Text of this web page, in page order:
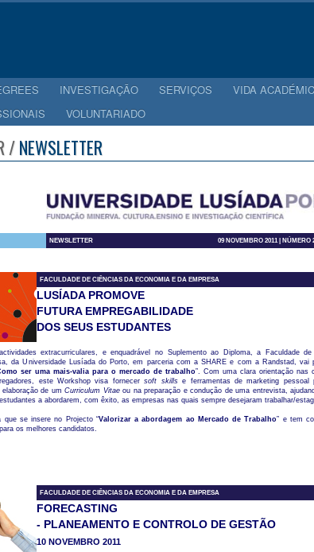
INVESTIGAÇÃO SERVIÇOS VIDA
VOLUNTARIADO
/NEWSLETTER
NEWSLETTER 09 NOVEMBRO 2011 | NÚMERO
FACULDADE DE CIÊNCIAS DA ECONOMIA E DA EMPRESA
LUSÍADA PROMOVE
FUTURA EMPREGABILIDADE
DOS SEUS ESTUDANTES
extracurriculares, e enquadrável no Suplemento ao Diploma, a Faculdade
da Universidade Lusíada do Porto, em parceria com a SHARE e com a Randstad, vai
ser uma mais-valia para o mercado de trabalho”. Com uma clara orientação nas
este Workshop visa fornecersoft skillse ferramentas de marketing pessoal
elaboração de umCurriculum Vitaeou na preparação e condução de uma entrevista,
a abordarem, com êxito, as empresas nas quais sempre desejaram trabalhar/
que se insere no Projecto “Valorizar a abordagem ao Mercado de Trabalho” e tem
os melhores candidatos.
FACULDADE DE CIÊNCIAS DA ECONOMIA E DA EMPRESA
FORECASTING
- PLANEAMENTO E CONTROLO DE GESTÃO
10 NOVEMBRO 2011